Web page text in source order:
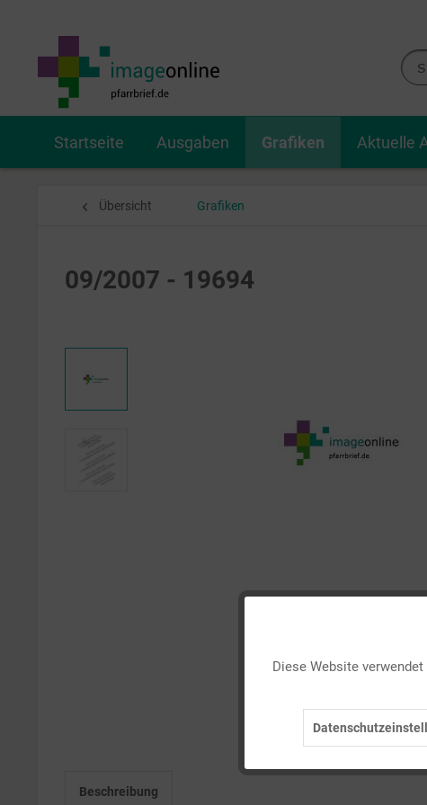
Startseite Ausgaben Grafiken Aktuelle
Übersicht Grafiken
09/2007 - 19694
Beschreibung
Diese Website